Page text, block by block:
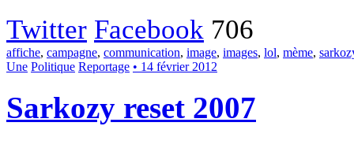
Twitter Facebook 706
affiche, campagne, communication, image, images, lol, mème,
Une Politique Reportage • 14 février 2012
Sarkozy reset 2007